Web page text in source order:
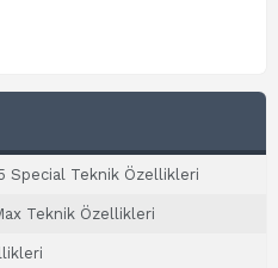
Special Teknik Özellikleri
Teknik Özellikleri